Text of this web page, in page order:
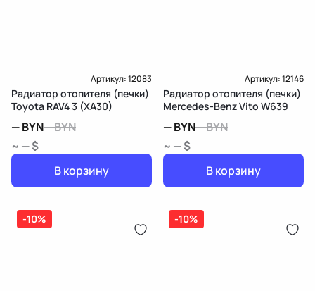
Артикул:12083
Радиатор отопителя (печки)
Toyota RAV4 3 (XA30)
—BYN—BYN
~ — $
В корзину
Артикул:12146
Радиатор отопителя (печки)
Mercedes-Benz Vito W639
—BYN—BYN
~ — $
В корзину
-10% -10%